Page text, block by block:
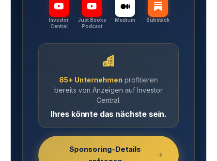
Investor
Central
Just Books
Podcast
Medium Substack
85+ Unternehmen profitieren
bereits von Anzeigen auf Investor
Central.
Ihres könnte das nächste sein.
Sponsoring-Details